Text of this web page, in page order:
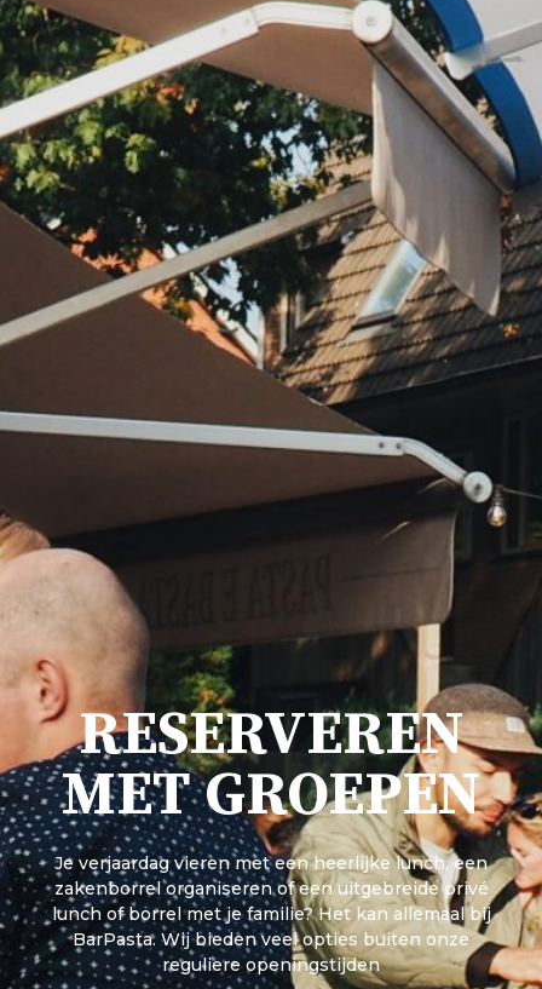
RESERVEREN
MET GROEPEN
Je verjaardag vieren met een heerlijke lunch, een
zakenborrel organiseren of een uitgebreide privé
lunch of borrel met je familie? Het kan allemaal bij
BarPasta. Wij bieden veel opties buiten onze
reguliere openingstijden